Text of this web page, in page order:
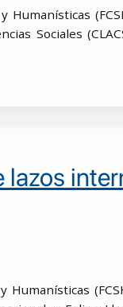
y Humanísticas
Sociales
lazos
Humanísticas